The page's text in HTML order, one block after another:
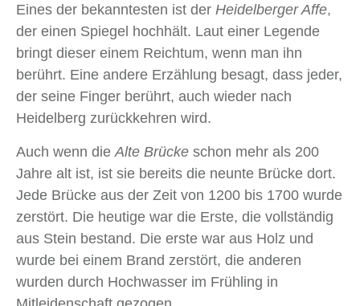
Eines der bekanntesten ist der Heidelberger Affe,
der einen Spiegel hochhält. Laut einer Legende
bringt dieser einem Reichtum, wenn man ihn
berührt. Eine andere Erzählung besagt, dass jeder,
der seine Finger berührt, auch wieder nach
Heidelberg zurückkehren wird.
Auch wenn die Alte Brücke schon mehr als 200
Jahre alt ist, ist sie bereits die neunte Brücke dort.
Jede Brücke aus der Zeit von 1200 bis 1700 wurde
zerstört. Die heutige war die Erste, die vollständig
aus Stein bestand. Die erste war aus Holz und
wurde bei einem Brand zerstört, die anderen
wurden durch Hochwasser im Frühling in